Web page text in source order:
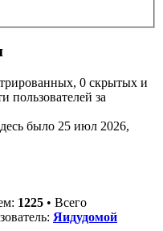
0 скрытых и
пользователей за
было 25 июл 2026,
1225 • Всего
Яидудомой